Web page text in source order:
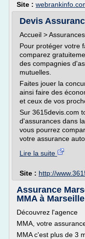
Site :
Devis
Accueil > Assurances
Pour protéger votre
comparez
des compagnies
mutuelles.
Faites jouer la
ainsi faire des
et ceux de vos
Sur 3615devis.com
d'assurances dans
vous pourrez
votre assurance auto
Lire la suite
Site : http://
Assurance
MMA à Marseille
Découvrez l'agence
MMA, votre
MMA c'est plus de 3